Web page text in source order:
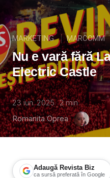
MARKETING MARCOMM
Nu e vară fără
Electric Castle
23 iun. 2025 2min
Romanita Oprea
Adaugă Revista Biz
ca sursă preferată în Google